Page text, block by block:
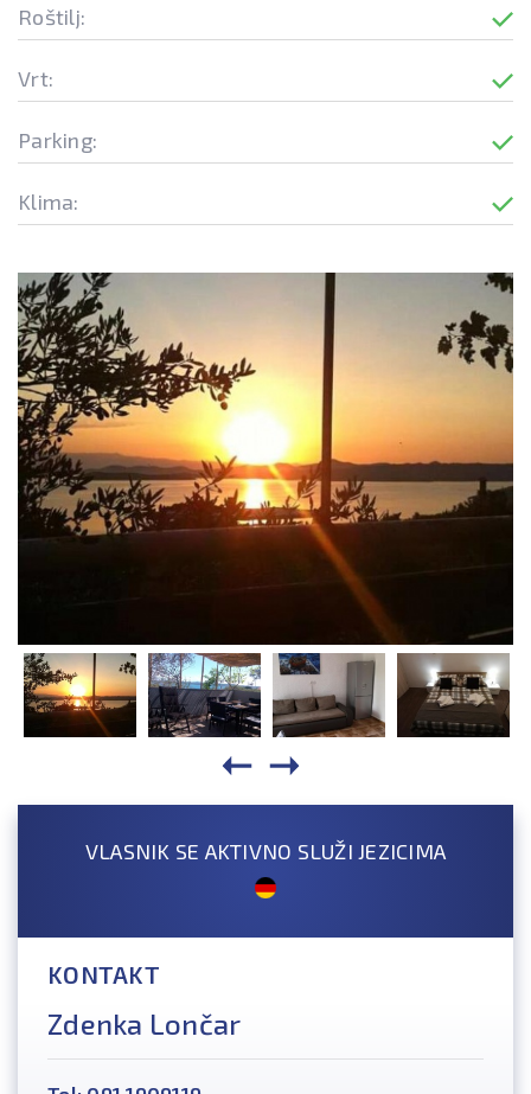
Roštilj:
Vrt:
Parking:
Klima:
VLASNIK SE AKTIVNO SLUŽI JEZICIMA
KONTAKT
Zdenka Lončar